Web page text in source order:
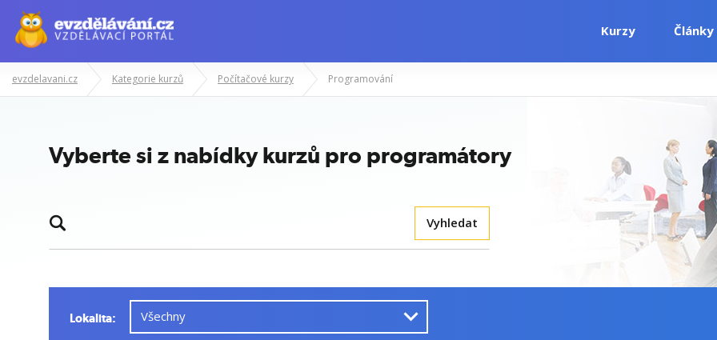
Kurzy Články
evzdelavani.cz Kategorie kurzů Počítačové kurzy Programování
Vyberte si z nabídky kurzů pro programátory
Vyhledat
Lokalita: